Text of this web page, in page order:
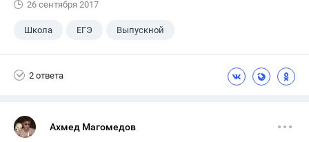
26 сентября 2017
Школа ЕГЭ Выпускной
2 ответа
Ахмед Магомедов